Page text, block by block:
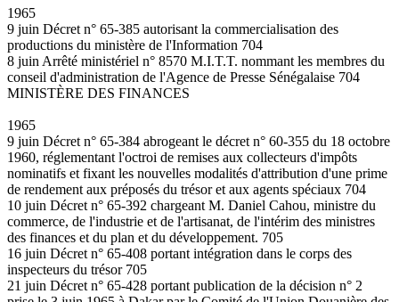
1965
9 juin Décret n° 65-385 autorisant la commercialisation des
productions du ministère de l'Information 704
8 juin Arrêté ministériel n° 8570 M.I.T.T. nommant les membres du
conseil d'administration de l'Agence de Presse Sénégalaise 704
MINISTÈRE DES FINANCES
1965
9 juin Décret n° 65-384 abrogeant le décret n° 60-355 du 18 octobre
1960, réglementant l'octroi de remises aux collecteurs d'impôts
nominatifs et fixant les nouvelles modalités d'attribution d'une prime
de rendement aux préposés du trésor et aux agents spéciaux 704
10 juin Décret n° 65-392 chargeant M. Daniel Cahou, ministre du
commerce, de l'industrie et de l'artisanat, de l'intérim des ministres
des finances et du plan et du développement. 705
16 juin Décret n° 65-408 portant intégration dans le corps des
inspecteurs du trésor 705
21 juin Décret n° 65-428 portant publication de la décision n° 2